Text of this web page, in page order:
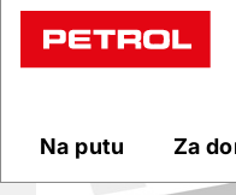
Na putu Za